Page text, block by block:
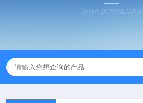
DATA DOWNLOAD